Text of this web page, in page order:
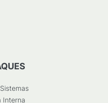
Interna